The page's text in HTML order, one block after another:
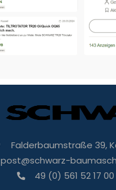
Falderbaumstraße 39,
post@schwarz-
49 (0) 561 52 17 00